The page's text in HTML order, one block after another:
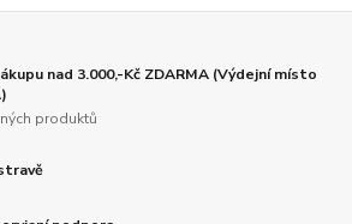
nad 3.000,-Kč ZDARMA (Výdejní místo
produktů